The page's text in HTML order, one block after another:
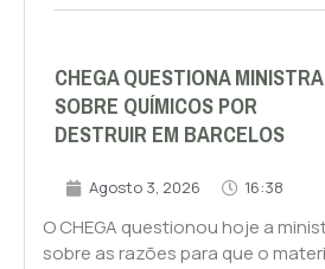
CHEGA QUESTIONA MINISTRA
SOBRE QUÍMICOS POR
DESTRUIR EM BARCELOS
Agosto 3, 2026 16:38
O CHEGA questionou hoje a
sobre as razões para que o